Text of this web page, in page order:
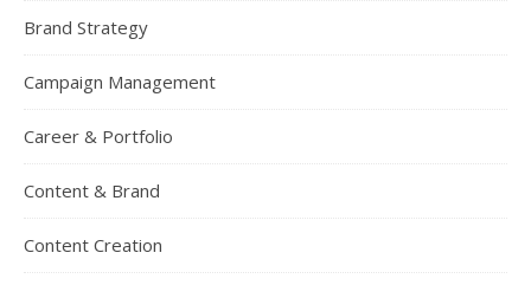
Brand Strategy
Campaign Management
Career & Portfolio
Content & Brand
Content Creation